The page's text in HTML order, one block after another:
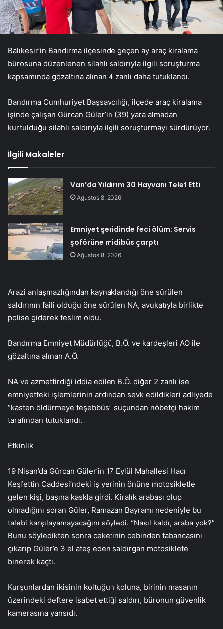
Balıkesir’in Bandırma ilçesinde geçen ay araç kiralama
bürosuna düzenlenen silahlı saldırıyla ilgili soruşturma
kapsamında gözaltına alınan 4 zanlı daha tutuklandı.
Bandırma Cumhuriyet Başsavcılığı, ilçede araç kiralama
işinde çalışan Gürcan Güler’in (39) yara almadan
kurtulduğu silahlı saldırıyla ilgili soruşturmayı sürdürüyor.
İlgili Makaleler
Van’da Yıldırım 30 Hayvanı Telef Etti
Ağustos 8, 2026
Emniyet şeridinde feci ölüm: Servis
şoförüne midibüs çarptı
Ağustos 8, 2026
Arazi anlaşmazlığından kaynaklandığı öne sürülen
saldırının faili olduğu öne sürülen NA, avukatıyla birlikte
polise giderek teslim oldu.
Bandırma Emniyet Müdürlüğü, B.Ö. ve kardeşleri AO ile
gözaltına alınan A.Ö.
NA ve azmettirdiği iddia edilen B.Ö. diğer 2 zanlı ise
emniyetteki işlemlerinin ardından sevk edildikleri adliyede
“kasten öldürmeye teşebbüs” suçundan nöbetçi hakim
tarafından tutuklandı.
Etkinlik
19 Nisan’da Gürcan Güler’in 17 Eylül Mahallesi Hacı
Keşfettin Caddesi’ndeki iş yerinin önüne motosikletle
gelen kişi, başına kaskla girdi. Kiralık arabası olup
olmadığını soran Güler, Ramazan Bayramı nedeniyle bu
talebi karşılayamayacağını söyledi. “Nasıl kaldı, araba yok?”
Bunu söyledikten sonra ceketinin cebinden tabancasını
çıkarıp Güler’e 3 el ateş eden saldırgan motosiklete
binerek kaçtı.
Kurşunlardan ikisinin koltuğun koluna, birinin masanın
üzerindeki deftere isabet ettiği saldırı, büronun güvenlik
kamerasına yansıdı.